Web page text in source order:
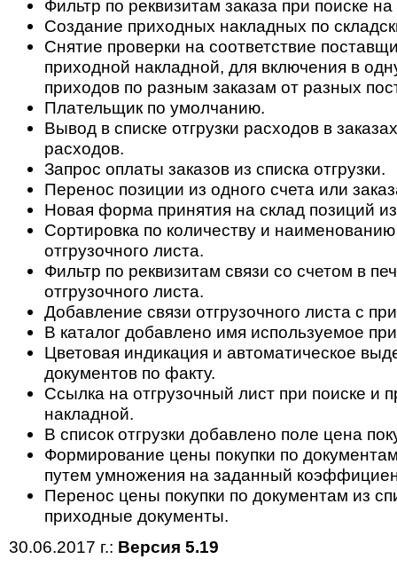
Фильтр по реквизитам заказа при поиске
Создание приходных накладных по
Снятие проверки на соответствие
приходной накладной, для включения в
приходов по разным заказам от разных
Плательщик по умолчанию.
Вывод в списке отгрузки расходов в
расходов.
Запрос оплаты заказов из списка отгрузки.
Перенос позиции из одного счета или
Новая форма принятия на склад позиций из
Сортировка по количеству и
отгрузочного листа.
Фильтр по реквизитам связи со счетом в
отгрузочного листа.
Добавление связи отгрузочного листа с
В каталог добавлено имя используемое
Цветовая индикация и автоматическое
документов по факту.
Ссылка на отгрузочный лист при поиске и
накладной.
В список отгрузки добавлено поле цена
Формирование цены покупки по документам
путем умножения на заданный
Перенос цены покупки по документам из
приходные документы.
30.06.2017 г.: Версия 5.19